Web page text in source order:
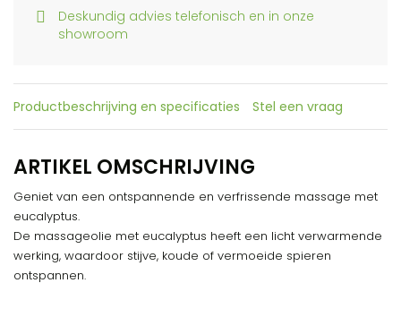
Deskundig advies telefonisch en in onze
showroom
Productbeschrijving en specificaties Stel een vraag
ARTIKEL OMSCHRIJVING
Geniet van een ontspannende en verfrissende massage met
eucalyptus.
De massageolie met eucalyptus heeft een licht verwarmende
werking, waardoor stijve, koude of vermoeide spieren
ontspannen.